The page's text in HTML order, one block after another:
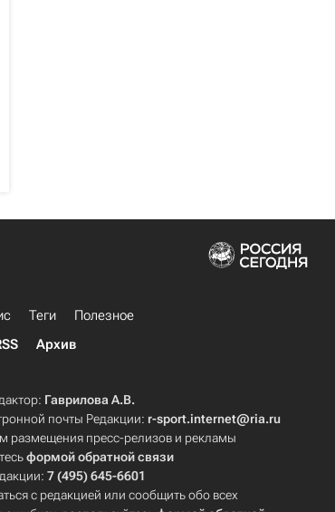
Теги
Полезное
Архив
Гаврилова А.В.
почты Редакции: r-sport.internet@ria.ru
размещения пресс-релизов и рекламы
формой обратной связи
7 (495) 645-6601
с редакцией или сообщить обо всех